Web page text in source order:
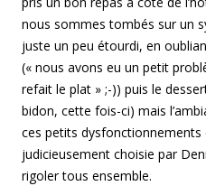
nous sommes tombés sur un
juste un peu étourdi, en
(« nous avons eu un petit
refait le plat » ;-)) puis le
bidon, cette fois-ci) mais
ces petits
judicieusement choisie par
rigoler tous ensemble.